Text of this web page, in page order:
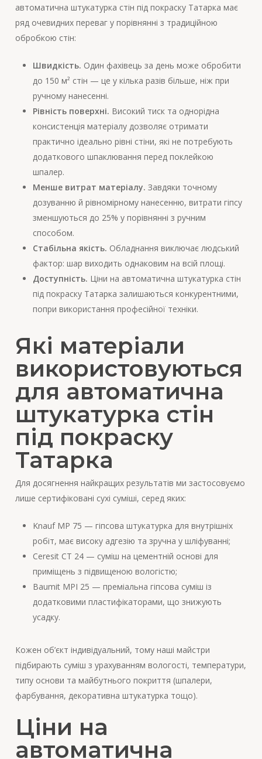
автоматична штукатурка стін під покраску Татарка має
ряд очевидних переваг у порівнянні з традиційною
обробкою стін:
Швидкість. Один фахівець за день може обробити
до 150 м² стін — це у кілька разів більше, ніж при
ручному нанесенні.
Рівність поверхні. Високий тиск та однорідна
консистенція матеріалу дозволяє отримати
практично ідеально рівні стіни, які не потребують
додаткового шпаклювання перед поклейкою
шпалер.
Менше витрат матеріалу. Завдяки точному
дозуванню й рівномірному нанесенню, витрати гіпсу
зменшуються до 25% у порівнянні з ручним
способом.
Стабільна якість. Обладнання виключає людський
фактор: шар виходить однаковим на всій площі.
Доступність. Ціни на автоматична штукатурка стін
під покраску Татарка залишаються конкурентними,
попри використання професійної техніки.
Які матеріали
використовуються
для автоматична
штукатурка стін
під покраску
Татарка
Для досягнення найкращих результатів ми застосовуємо
лише сертифіковані сухі суміші, серед яких:
Knauf MP 75 — гіпсова штукатурка для внутрішніх
робіт, має високу адгезію та зручна у шліфуванні;
Ceresit CT 24 — суміш на цементній основі для
приміщень з підвищеною вологістю;
Baumit MPI 25 — преміальна гіпсова суміш із
додатковими пластифікаторами, що знижують
усадку.
Кожен об’єкт індивідуальний, тому наші майстри
підбирають суміш з урахуванням вологості, температури,
типу основи та майбутнього покриття (шпалери,
фарбування, декоративна штукатурка тощо).
Ціни на
автоматична